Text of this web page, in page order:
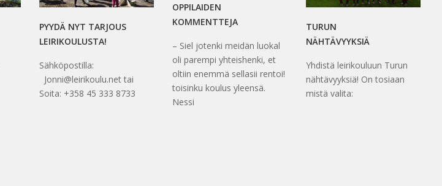
PYYDÄ NYT TARJOUS
LEIRIKOULUSTA!
Sähköpostilla:
Jonni@leirikoulu.net tai
Soita: +358 45 333 8733
OPPILAIDEN
KOMMENTTEJA
– Siel jotenki meidän luokal
oli parempi yhteishenki, et
oltiin enemmä sellasii rentoi!
toisinku koulus yleensä.
Nessi
TURUN
NÄHTÄVYYKSIÄ
Yhdistä leirikouluun Turun
nähtävyyksiä! On tosiaan
mistä valita: